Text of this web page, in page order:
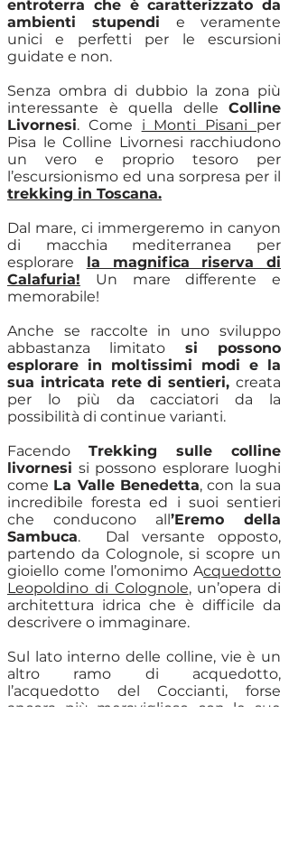
entroterra che è caratterizzato da
ambienti stupendi e veramente
unici e perfetti per le escursioni
guidate e non.
Senza ombra di dubbio la zona più
interessante è quella delle Colline
Livornesi. Come i Monti Pisani per
Pisa le Colline Livornesi racchiudono
un vero e proprio tesoro per
l’escursionismo ed una sorpresa per il
trekking in Toscana.
Dal mare, ci immergeremo in canyon
di macchia mediterranea per
esplorare
la magnifica riserva di
Calafuria! Un mare differente e
memorabile!
Anche se raccolte in uno sviluppo
abbastanza limitato si possono
esplorare in moltissimi modi e la
sua intricata rete di sentieri, creata
per lo più da cacciatori da la
possibilità di continue varianti.
Facendo Trekking sulle colline
livornesi si possono esplorare luoghi
come La Valle Benedetta, con la sua
incredibile foresta ed i suoi sentieri
che conducono all’Eremo della
Sambuca. Dal versante opposto,
partendo da Colognole, si scopre un
gioiello come l’omonimo Acquedotto
Leopoldino di Colognole, un’opera di
architettura idrica che è difficile da
descrivere o immaginare.
Sul lato interno delle colline, vie è un
altro ramo di acquedotto,
l’acquedotto del Coccianti, forse
ancora più meraviglioso con le sue